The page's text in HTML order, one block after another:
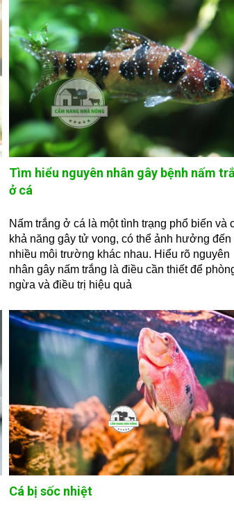
Tìm hiểu nguyên nhân gây bệnh nấm
ở cá
Nấm trắng ở cá là một tình trạng phổ biến và
khả năng gây tử vong, có thể ảnh hưởng đến
nhiều môi trường khác nhau. Hiểu rõ nguyên
nhân gây nấm trắng là điều cần thiết để
ngừa và điều trị hiệu quả
Cá bị sốc nhiệt